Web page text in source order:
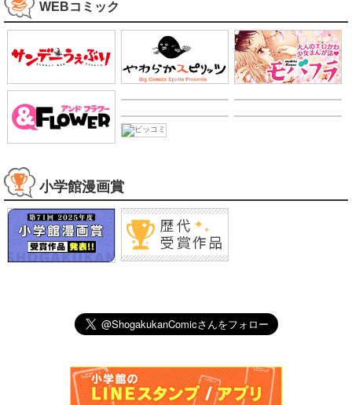
App Store
Google Play
App Store
Google Play
App Store
Google Play
WEBコミック
小学館漫画賞